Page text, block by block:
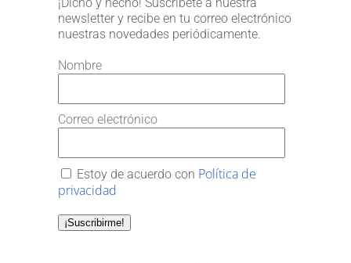
¡Dicho y hecho! Suscríbete a nuestra
newsletter y recibe en tu correo electrónico
nuestras novedades periódicamente.
Nombre
Correo electrónico
Estoy de acuerdo con Política de
privacidad
¡Suscribirme!